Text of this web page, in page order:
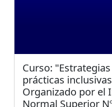
Curso:
prácticas
Organizado por el
Normal Superior